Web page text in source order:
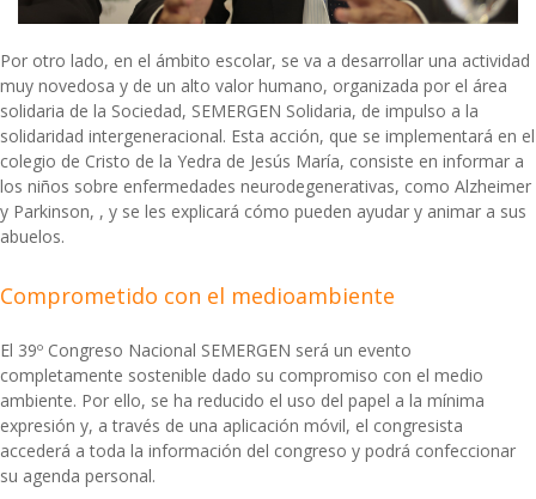
Por otro lado, en el ámbito escolar, se va a desarrollar una actividad
muy novedosa y de un alto valor humano, organizada por el área
solidaria de la Sociedad, SEMERGEN Solidaria, de impulso a la
solidaridad intergeneracional. Esta acción, que se implementará en el
colegio de Cristo de la Yedra de Jesús María, consiste en informar a
los niños sobre enfermedades neurodegenerativas, como Alzheimer
y Parkinson, , y se les explicará cómo pueden ayudar y animar a sus
abuelos.
Comprometido con el medioambiente
El 39º Congreso Nacional SEMERGEN será un evento
completamente sostenible dado su compromiso con el medio
ambiente. Por ello, se ha reducido el uso del papel a la mínima
expresión y, a través de una aplicación móvil, el congresista
accederá a toda la información del congreso y podrá confeccionar
su agenda personal.